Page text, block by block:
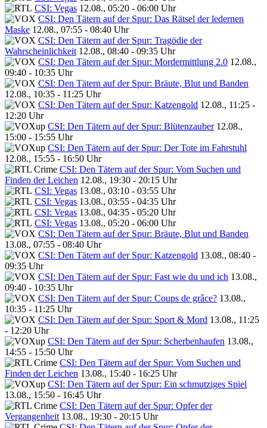
CSI: Vegas 12.08., 05:20 - 06:00 Uhr
CSI: Den Tätern auf der Spur: Das Rätsel der ledernen
Maske 12.08., 07:55 - 08:40 Uhr
CSI: Den Tätern auf der Spur: Tragödie der
Wahrscheinlichkeit 12.08., 08:40 - 09:35 Uhr
CSI: Den Tätern auf der Spur: Mordermittlung 2.0 12.08.,
09:40 - 10:35 Uhr
CSI: Den Tätern auf der Spur: Bräute, Blut und Banden
12.08., 10:35 - 11:25 Uhr
CSI: Den Tätern auf der Spur: Katzengold 12.08., 11:25 -
12:20 Uhr
CSI: Den Tätern auf der Spur: Blütenzauber 12.08.,
15:00 - 15:55 Uhr
CSI: Den Tätern auf der Spur: Der Tote im Fahrstuhl
12.08., 15:55 - 16:50 Uhr
CSI: Den Tätern auf der Spur: Vom Suchen und
Finden der Leichen 12.08., 19:30 - 20:15 Uhr
CSI: Vegas 13.08., 03:10 - 03:55 Uhr
CSI: Vegas 13.08., 03:55 - 04:35 Uhr
CSI: Vegas 13.08., 04:35 - 05:20 Uhr
CSI: Vegas 13.08., 05:20 - 06:00 Uhr
CSI: Den Tätern auf der Spur: Bräute, Blut und Banden
13.08., 07:55 - 08:40 Uhr
CSI: Den Tätern auf der Spur: Katzengold 13.08., 08:40 -
09:35 Uhr
CSI: Den Tätern auf der Spur: Fast wie du und ich 13.08.,
09:40 - 10:35 Uhr
CSI: Den Tätern auf der Spur: Coups de grâce? 13.08.,
10:35 - 11:25 Uhr
CSI: Den Tätern auf der Spur: Sport & Mord 13.08., 11:25
- 12:20 Uhr
CSI: Den Tätern auf der Spur: Scherbenhaufen 13.08.,
14:55 - 15:50 Uhr
CSI: Den Tätern auf der Spur: Vom Suchen und
Finden der Leichen 13.08., 15:40 - 16:25 Uhr
CSI: Den Tätern auf der Spur: Ein schmutziges Spiel
13.08., 15:50 - 16:45 Uhr
CSI: Den Tätern auf der Spur: Opfer der
Vergangenheit 13.08., 19:30 - 20:15 Uhr